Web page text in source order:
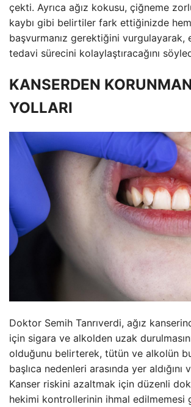
çekti. Ayrıca ağız kokusu, çiğneme
kaybı gibi belirtiler fark ettiğinizde
başvurmanız gerektiğini vurgulayarak,
tedavi sürecini kolaylaştıracağını
KANSERDEN
YOLLARI
Doktor Semih Tanrıverdi, ağız
için sigara ve alkolden uzak
olduğunu belirterek, tütün ve alkolün bu
başlıca nedenleri arasında yer aldığını
Kanser riskini azaltmak için düzenli
hekimi kontrollerinin ihmal edilmemesi